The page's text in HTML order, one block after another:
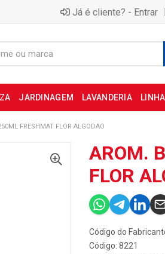
Já é cliente? - Entrar |
JARDINAGEM LAVANDERIA
FRESHMAT FLOR ALGODAO
AROM.
FLOR
Código do
Código: 8221